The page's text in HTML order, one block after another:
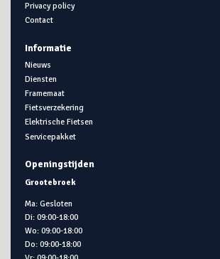
Privacy policy
Contact
Informatie
Nieuws
Diensten
Framemaat
Fietsverzekering
Elektrische Fietsen
Servicepakket
Openingstijden
Grootebroek
Ma: Gesloten
Di: 09:00-18:00
Wo: 09:00-18:00
Do: 09:00-18:00